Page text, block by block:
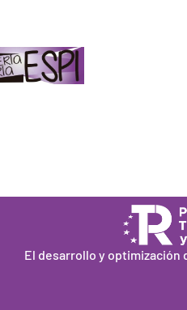
El desarrollo y optimización